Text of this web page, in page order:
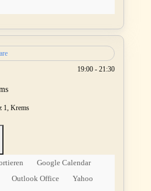
19:00 - 21:30
1, Krems
Google Calendar
Outlook Office
Yahoo